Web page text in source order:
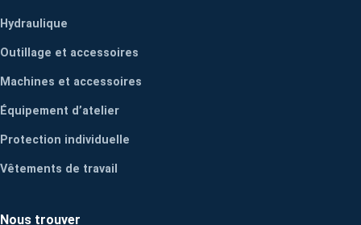
Hydraulique
Outillage et accessoires
Machines et accessoires
Équipement d’atelier
Protection individuelle
Vêtements de travail
Nous trouver